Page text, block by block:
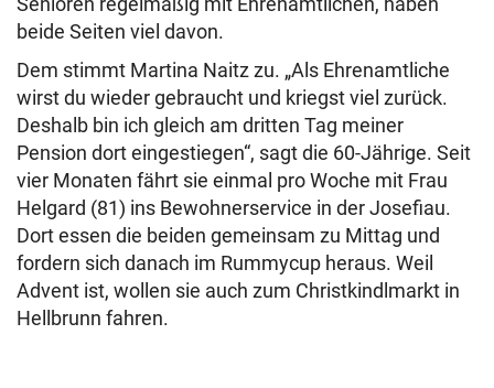
beide Seiten viel davon.
Dem stimmt Martina Naitz zu. „Als Ehrenamtliche
wirst du wieder gebraucht und kriegst viel zurück.
Deshalb bin ich gleich am dritten Tag meiner
Pension dort eingestiegen“, sagt die 60-Jährige. Seit
vier Monaten fährt sie einmal pro Woche mit Frau
Helgard (81) ins Bewohnerservice in der Josefiau.
Dort essen die beiden gemeinsam zu Mittag und
fordern sich danach im Rummycup heraus. Weil
Advent ist, wollen sie auch zum Christkindlmarkt in
Hellbrunn fahren.